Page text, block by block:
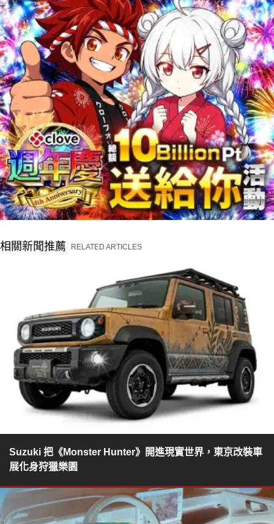
相關新聞推薦 RELATED ARTICLES
Suzuki 把《Monster Hunter》開進現實世界，東京改裝車
展化身狩獵樂園